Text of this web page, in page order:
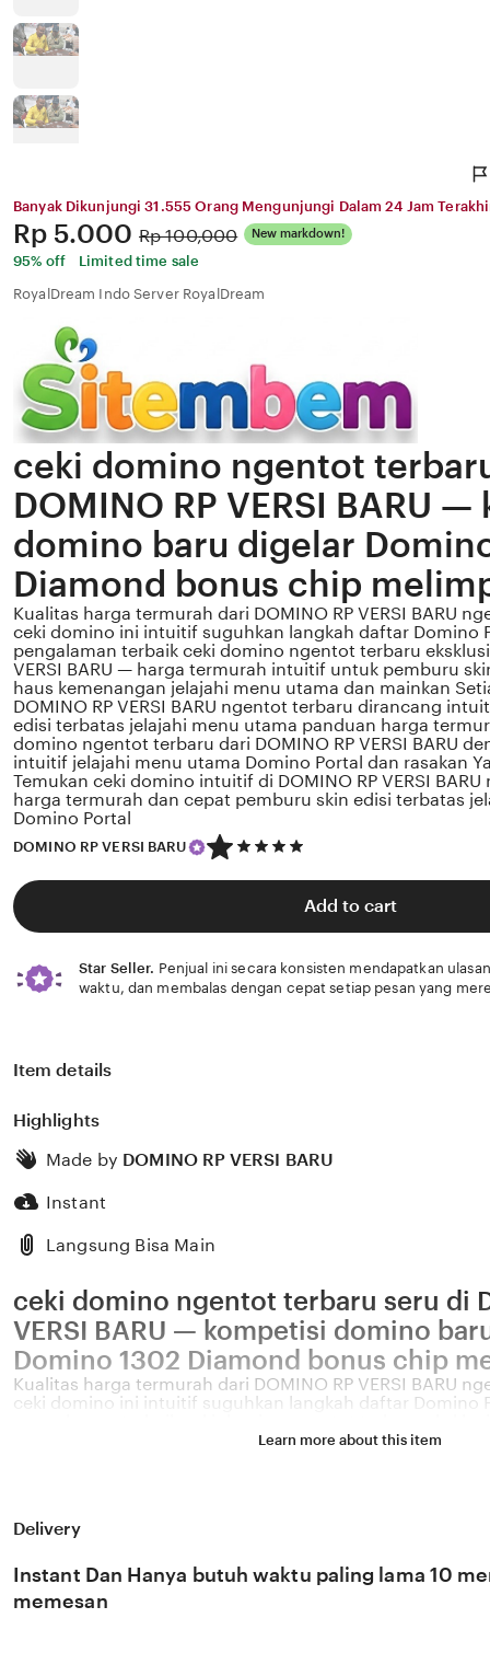
Banyak Dikunjungi 31.555 Orang Mengunjungi Dalam 24 Jam
Price:
Rp 5.000 Original
Price:
Rp 100,000 New markdown!
95% off
Limited time sale
RoyalDream Indo Server RoyalDream
ceki domino ngentot
DOMINO RP VERSI BARU
domino baru digelar
Diamond bonus chip
Kualitas harga termurah dari DOMINO RP VERSI BARU
ceki domino ini intuitif suguhkan langkah daftar Domino
pengalaman terbaik ceki domino ngentot terbaru
VERSI BARU — harga termurah intuitif untuk pemburu
haus kemenangan jelajahi menu utama dan mainkan
DOMINO RP VERSI BARU ngentot terbaru dirancang
edisi terbatas jelajahi menu utama panduan harga
domino ngentot terbaru dari DOMINO RP VERSI BARU
intuitif jelajahi menu utama Domino Portal dan rasakan
Temukan ceki domino intuitif di DOMINO RP VERSI
harga termurah dan cepat pemburu skin edisi terbatas
Domino Portal
DOMINO RP VERSI BARU
5
out
of
Add to cart
Star Seller. Penjual ini secara konsisten mendapatkan
waktu, dan membalas dengan cepat setiap pesan yang
Item details
Highlights
Made by DOMINO RP VERSI BARU
Instant
Langsung Bisa Main
ceki domino ngentot terbaru seru di
VERSI BARU — kompetisi domino
Domino 1302 Diamond bonus chip
Kualitas harga termurah dari DOMINO RP VERSI BARU
ceki domino ini intuitif suguhkan langkah daftar Domino
VERSI BARU — harga termurah intuitif untuk pemburu
intuitif jelajahi menu utama Domino Portal dan rasakan
harga termurah dan cepat pemburu skin edisi terbatas
Learn more about this item
Delivery
Instant Dan Hanya butuh waktu paling lama 10
memesan